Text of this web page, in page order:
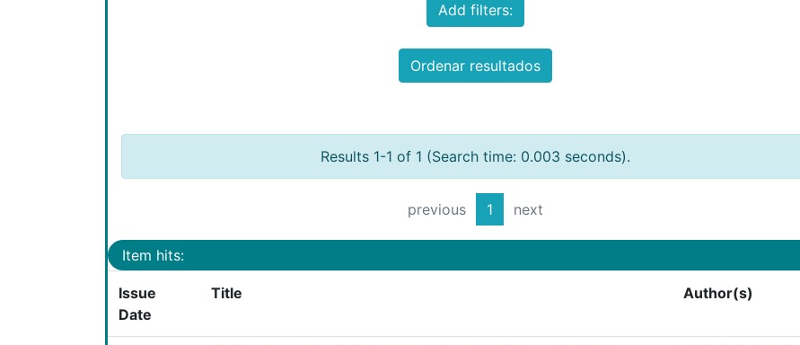
Add filters:
Ordenar resultados
Results 1-1 of 1 (Search time: 0.003 seconds).
previous 1 next
Item hits:
Issue
Date
Title Author(s)